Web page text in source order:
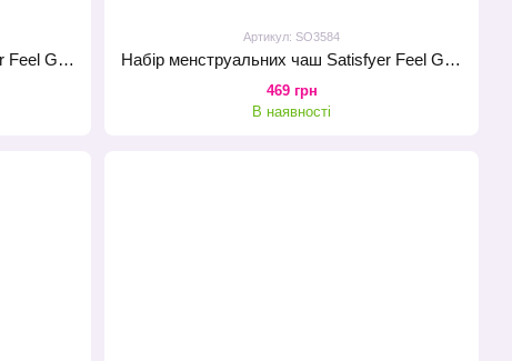
Набір менструальних чаш Satisfyer Feel Good (dark green), 15мл і 20мл, мішечок для зберігання
Артикул: SO3584
Набір менструальних чаш Satisfyer Feel Good (light blue), 15мл і 20мл, мішечок для зберігання
469 грн
В наявності